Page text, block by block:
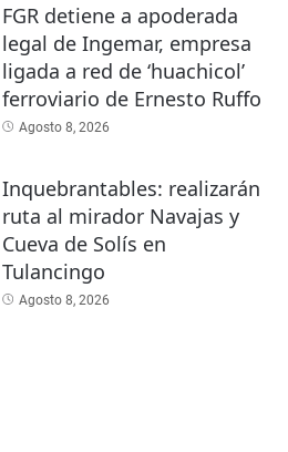
FGR detiene a apoderada
legal de Ingemar, empresa
ligada a red de ‘huachicol’
ferroviario de Ernesto Ruffo
Agosto 8, 2026
Inquebrantables: realizarán
ruta al mirador Navajas y
Cueva de Solís en
Tulancingo
Agosto 8, 2026